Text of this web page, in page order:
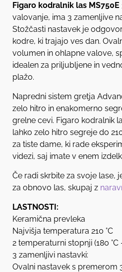
Figaro kodralnik las MS750E
valovanje, ima 3 zamenljive
Stožčasti nastavek je
kodre, ki trajajo ves dan.
volumen in ohlapne valove,
idealen za priljubljene in
plažo.
Napredni sistem gretja
zelo hitro in enakomerno
grelne cevi. Figaro kodralnik
lahko zelo hitro segreje do
za tiste dame, ki rade
videzi, saj imate v enem
Če radi skrbite za svoje lase,
za obnovo las, skupaj z
LASTNOSTI:
Keramična prevleka
Najvišja temperatura 210 °C
2 temperaturni stopnji (180 °C
3 zamenljivi nastavki:
Ovalni nastavek s premerom